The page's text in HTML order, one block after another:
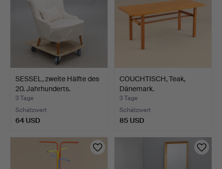
SESSEL, zweite Hälfte des
20. Jahrhunderts.
3 Tage
Schätzwert
64 USD
COUCHTISCH, Teak,
Dänemark.
3 Tage
Schätzwert
85 USD